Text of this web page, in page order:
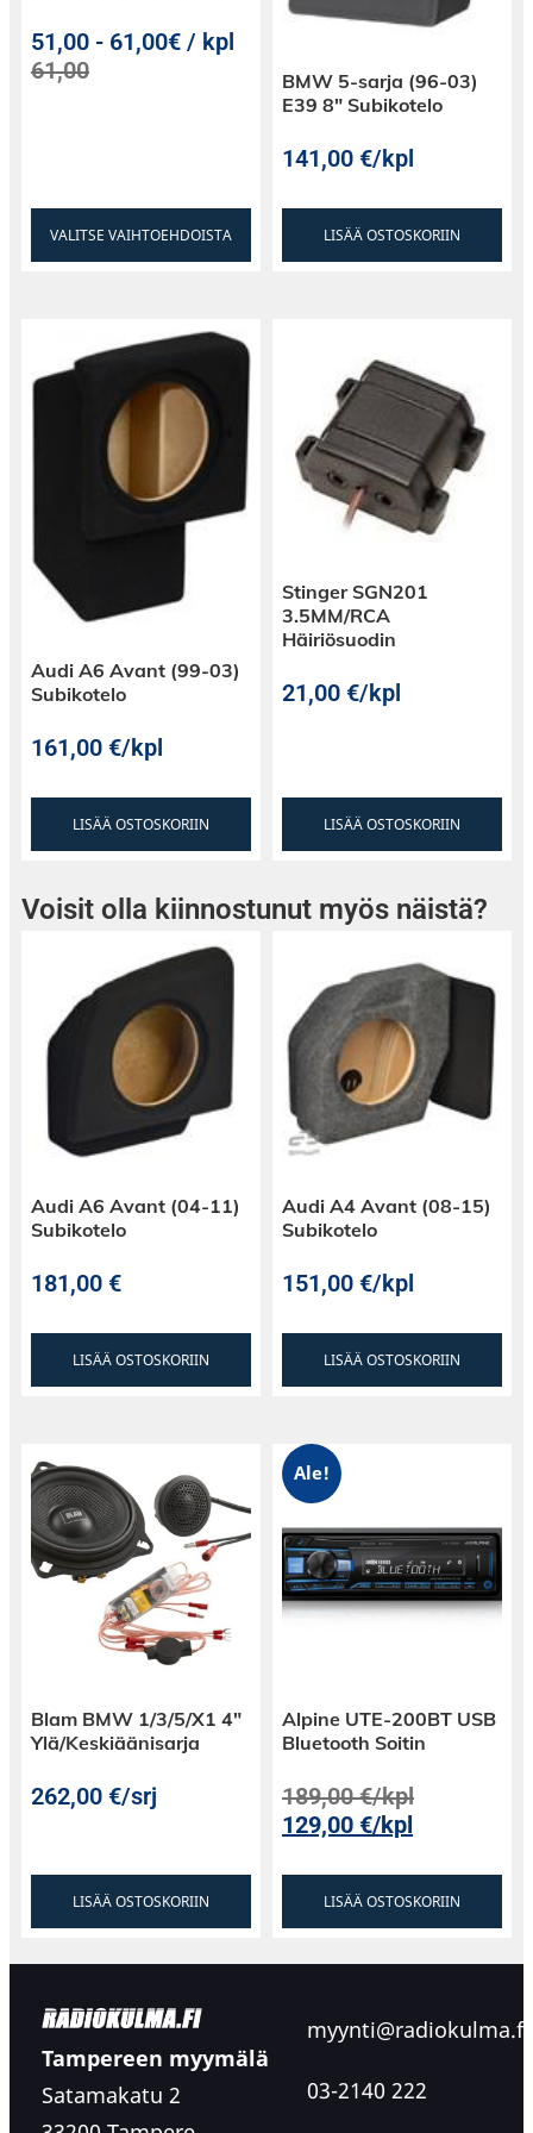
51,00 - 61,00€ / kpl
61,00
VALITSE VAIHTOEHDOISTA
BMW 5-sarja (96-03)
E39 8″ Subikotelo
141,00€/kpl
LISÄÄ OSTOSKORIIN
Audi A6 Avant (99-03)
Subikotelo
161,00€/kpl
LISÄÄ OSTOSKORIIN
Stinger SGN201
3.5MM/RCA
Häiriösuodin
21,00€/kpl
LISÄÄ OSTOSKORIIN
Voisit olla kiinnostunut myös näistä?
Audi A6 Avant (04-11)
Subikotelo
181,00€
LISÄÄ OSTOSKORIIN
Audi A4 Avant (08-15)
Subikotelo
151,00€/kpl
LISÄÄ OSTOSKORIIN
Blam BMW 1/3/5/X1 4″
Ylä/Keskiäänisarja
262,00€/srj
LISÄÄ OSTOSKORIIN
Ale!
Alpine UTE-200BT USB
Bluetooth Soitin
189,00€/kpl
129,00€/kpl
LISÄÄ OSTOSKORIIN
Tampereen myymälä
Satamakatu 2
myynti@radiokulma.fi
03-2140 222